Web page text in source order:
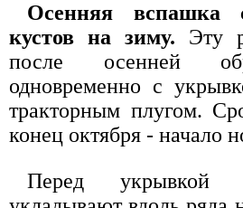
Осенняя вспашка
кустов на зиму. Эту
после осенней
одновременно с
тракторным плугом.
конец октября - начало
Перед укрывкой